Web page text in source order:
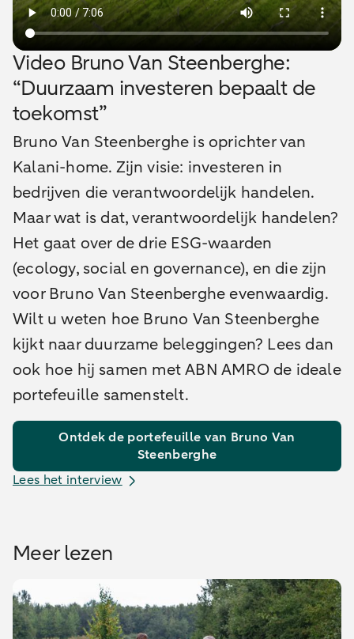
Video Bruno Van Steenberghe:
“Duurzaam investeren bepaalt de
toekomst”
Bruno Van Steenberghe is oprichter van
Kalani-home. Zijn visie: investeren in
bedrijven die verantwoordelijk handelen.
Maar wat is dat, verantwoordelijk handelen?
Het gaat over de drie ESG-waarden
(ecology, social en governance), en die zijn
voor Bruno Van Steenberghe evenwaardig.
Wilt u weten hoe Bruno Van Steenberghe
kijkt naar duurzame beleggingen? Lees dan
ook hoe hij samen met ABN AMRO de ideale
portefeuille samenstelt.
Ontdek de portefeuille van Bruno Van
Steenberghe
Lees het interview
Meer lezen